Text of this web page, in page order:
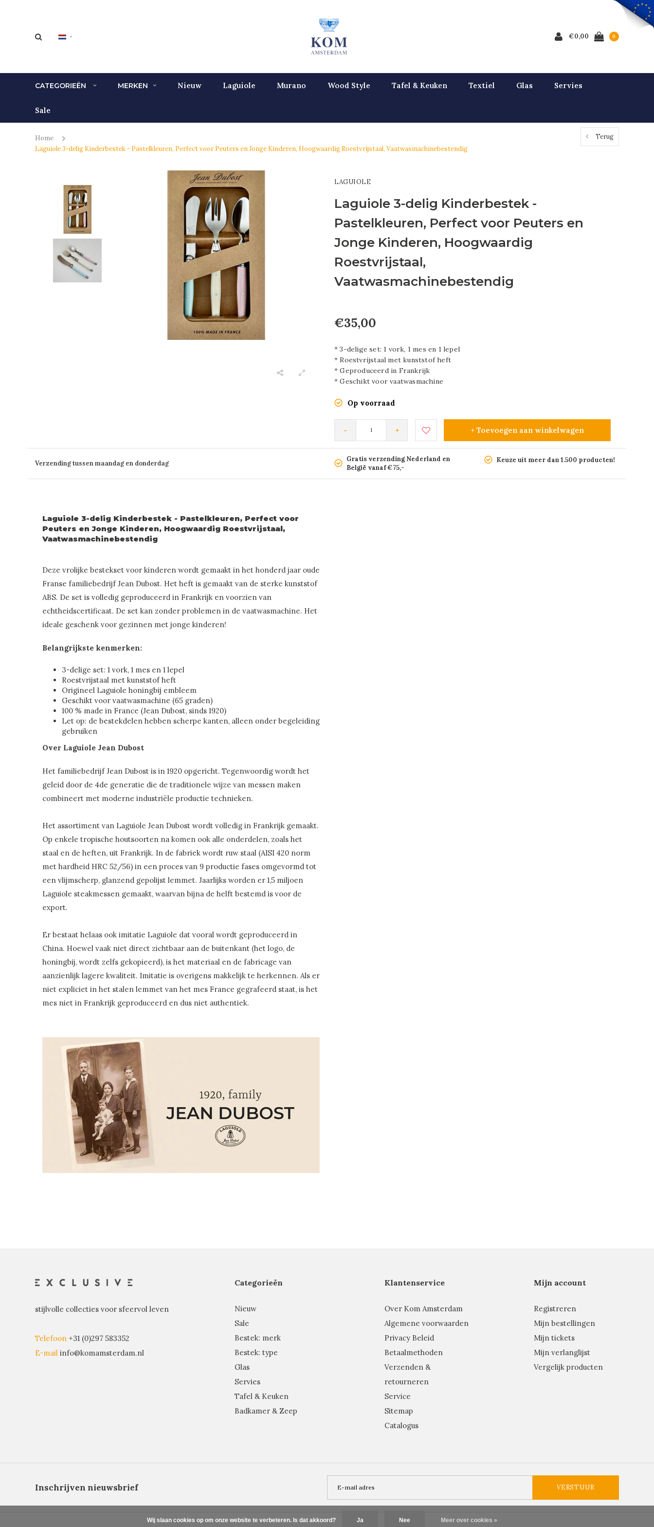
€0,00 0
CATEGORIEËN MERKEN Nieuw Laguiole Murano Wood Style Tafel & Keuken Textiel Glas Servies
Sale
Home
Laguiole 3-delig Kinderbestek - Pastelkleuren, Perfect voor Peuters en Jonge Kinderen, Hoogwaardig Roestvrijstaal, Vaatwasmachinebestendig
Terug
LAGUIOLE
Laguiole 3-delig Kinderbestek -
Pastelkleuren, Perfect voor Peuters en
Jonge Kinderen, Hoogwaardig
Roestvrijstaal,
Vaatwasmachinebestendig
€35,00
* 3-delige set: 1 vork, 1 mes en 1 lepel
* Roestvrijstaal met kunststof heft
* Geproduceerd in Frankrijk
* Geschikt voor vaatwasmachine
Op voorraad
- + + Toevoegen aan winkelwagen
Verzending tussen maandag en donderdag
Gratis verzending Nederland en
België vanaf €75,-
Keuze uit meer dan 1.500 producten!
Laguiole 3-delig Kinderbestek - Pastelkleuren, Perfect voor
Peuters en Jonge Kinderen, Hoogwaardig Roestvrijstaal,
Vaatwasmachinebestendig
Deze vrolijke bestekset voor kinderen wordt gemaakt in het honderd jaar oude
Franse familiebedrijf Jean Dubost. Het heft is gemaakt van de sterke kunststof
ABS. De set is volledig geproduceerd in Frankrijk en voorzien van
echtheidscertificaat. De set kan zonder problemen in de vaatwasmachine. Het
ideale geschenk voor gezinnen met jonge kinderen!
Belangrijkste kenmerken:
3-delige set: 1 vork, 1 mes en 1 lepel
Roestvrijstaal met kunststof heft
Origineel Laguiole honingbij embleem
Geschikt voor vaatwasmachine (65 graden)
100 % made in France (Jean Dubost, sinds 1920)
Let op: de bestekdelen hebben scherpe kanten, alleen onder begeleiding
gebruiken
Over Laguiole Jean Dubost
Het familiebedrijf Jean Dubost is in 1920 opgericht. Tegenwoordig wordt het
geleid door de 4de generatie die de traditionele wijze van messen maken
combineert met moderne industriële productie technieken.
Het assortiment van Laguiole Jean Dubost wordt volledig in Frankrijk gemaakt.
Op enkele tropische houtsoorten na komen ook alle onderdelen, zoals het
staal en de heften, uit Frankrijk. In de fabriek wordt ruw staal (AISI 420 norm
met hardheid HRC 52/56) in een proces van 9 productie fases omgevormd tot
een vlijmscherp, glanzend gepolijst lemmet. Jaarlijks worden er 1,5 miljoen
Laguiole steakmessen gemaakt, waarvan bijna de helft bestemd is voor de
export.
Er bestaat helaas ook imitatie Laguiole dat vooral wordt geproduceerd in
China. Hoewel vaak niet direct zichtbaar aan de buitenkant (het logo, de
honingbij, wordt zelfs gekopieerd), is het materiaal en de fabricage van
aanzienlijk lagere kwaliteit. Imitatie is overigens makkelijk te herkennen. Als er
niet expliciet in het stalen lemmet van het mes France gegrafeerd staat, is het
mes niet in Frankrijk geproduceerd en dus niet authentiek.
stijlvolle collecties voor sfeervol leven
Telefoon +31 (0)297 583352
E-mail info@komamsterdam.nl
Categorieën
Nieuw
Sale
Bestek: merk
Bestek: type
Glas
Servies
Tafel & Keuken
Badkamer & Zeep
Klantenservice
Over Kom Amsterdam
Algemene voorwaarden
Privacy Beleid
Betaalmethoden
Verzenden &
retourneren
Service
Sitemap
Catalogus
Mijn account
Registreren
Mijn bestellingen
Mijn tickets
Mijn verlanglijst
Vergelijk producten
Inschrijven nieuwsbrief VERSTUUR
Wij slaan cookies op om onze website te verbeteren. Is dat akkoord? Ja Nee Meer over cookies »